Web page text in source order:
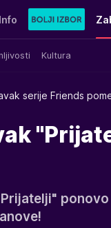
Info
Kultura
serije Friends